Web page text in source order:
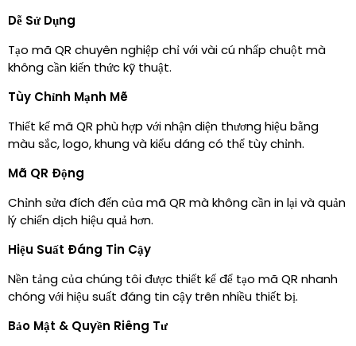
Dễ Sử Dụng
Tạo mã QR chuyên nghiệp chỉ với vài cú nhấp chuột mà
không cần kiến thức kỹ thuật.
Tùy Chỉnh Mạnh Mẽ
Thiết kế mã QR phù hợp với nhận diện thương hiệu bằng
màu sắc, logo, khung và kiểu dáng có thể tùy chỉnh.
Mã QR Động
Chỉnh sửa đích đến của mã QR mà không cần in lại và quản
lý chiến dịch hiệu quả hơn.
Hiệu Suất Đáng Tin Cậy
Nền tảng của chúng tôi được thiết kế để tạo mã QR nhanh
chóng với hiệu suất đáng tin cậy trên nhiều thiết bị.
Bảo Mật & Quyền Riêng Tư